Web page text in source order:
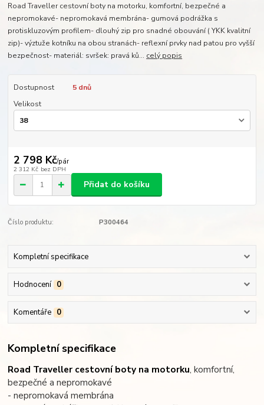
Road Traveller cestovní boty na motorku, komfortní, bezpečné a
nepromokavé- nepromokavá membrána- gumová podrážka s
protiskluzovým profilem- dlouhý zip pro snadné obouvání ( YKK kvalitní
zip)- výztuže kotníku na obou stranách- reflexní prvky nad patou pro vyšší
bezpečnost- materiál: svršek: pravá ků... celý popis
Dostupnost
5 dnů
Velikost
2 798 Kč/pár
2 312 Kč bez DPH
Přidat do košíku
Číslo produktu: P300464
Kompletní specifikace
Hodnocení 0
Komentáře 0
Kompletní specifikace
Road Traveller cestovní boty na motorku, komfortní,
bezpečné a nepromokavé
- nepromokavá membrána